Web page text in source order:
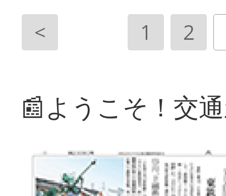
< 1 2
📰ようこそ！交